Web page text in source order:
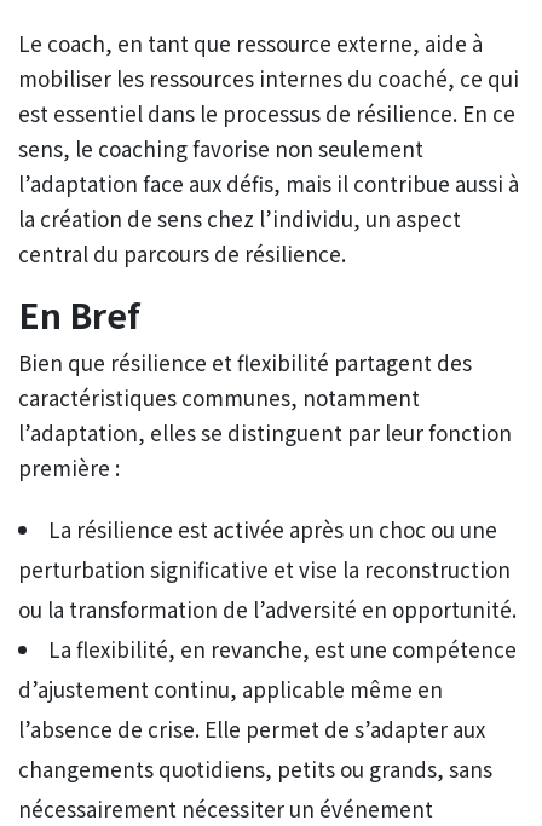
Le coach, en tant que ressource externe, aide à
mobiliser les ressources internes du coaché, ce qui
est essentiel dans le processus de résilience. En ce
sens, le coaching favorise non seulement
l’adaptation face aux défis, mais il contribue aussi à
la création de sens chez l’individu, un aspect
central du parcours de résilience.
En Bref
Bien que résilience et flexibilité partagent des
caractéristiques communes, notamment
l’adaptation, elles se distinguent par leur fonction
première :
La résilience est activée après un choc ou une
perturbation significative et vise la reconstruction
ou la transformation de l’adversité en opportunité.
La flexibilité, en revanche, est une compétence
d’ajustement continu, applicable même en
l’absence de crise. Elle permet de s’adapter aux
changements quotidiens, petits ou grands, sans
nécessairement nécessiter un événement